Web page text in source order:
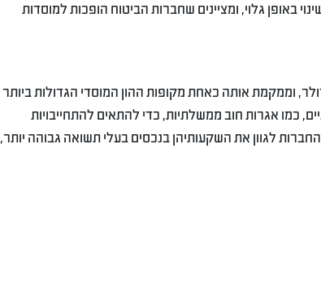
באופן גלוי, ומציינים שחברות הביטוח הופכות למוסדות
מנהלת נכסים המוערכים בכ-30 טריליון דולר, וממקמת אותה כאחת מקופות ההון המוסדי הגדולות ביותר
כמו אגרות חוב ממשלתיות, כדי להתאים להתחייבויות
לגוון את השקעותיהן בנכסים בעלי תשואה גבוהה יותר,